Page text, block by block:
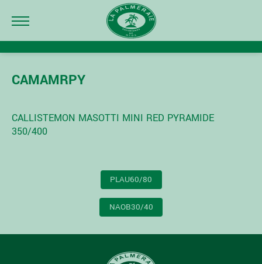
CAMAMRPY
CALLISTEMON MASOTTI MINI RED PYRAMIDE
350/400
PLAU60/80
NAOB30/40